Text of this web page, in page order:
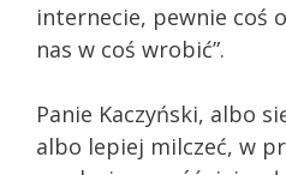
internecie, pewnie coś
nas w coś wrobić”.
Panie Kaczyński, albo
albo lepiej milczeć, w